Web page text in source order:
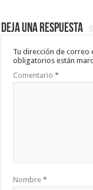
Deja una respuesta
Tu dirección de correo
obligatorios están
Comentario*
Nombre*